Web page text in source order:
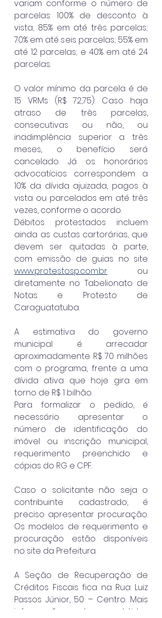
variam conforme o número de
parcelas: 100% de desconto à
vista; 85% em até três parcelas;
70% em até seis parcelas; 55% em
até 12 parcelas; e 40% em até 24
parcelas.
O valor mínimo da parcela é de
15 VRMs (R$ 72,75). Caso haja
atraso de três parcelas,
consecutivas ou não, ou
inadimplência superior a três
meses, o benefício será
cancelado. Já os honorários
advocatícios correspondem a
10% da dívida ajuizada, pagos à
vista ou parcelados em até três
vezes, conforme o acordo.
Débitos protestados incluem
ainda as custas cartorárias, que
devem ser quitadas à parte,
www.protestosp.com.br ou
diretamente no Tabelionato de
Notas e Protesto de
Caraguatatuba.
A estimativa do governo
municipal é arrecadar
aproximadamente R$ 70 milhões
com o programa, frente a uma
dívida ativa que hoje gira em
torno de R$ 1 bilhão.
Para formalizar o pedido, é
necessário apresentar o
número de identificação do
imóvel ou inscrição municipal,
requerimento preenchido e
cópias do RG e CPF.
Caso o solicitante não seja o
contribuinte cadastrado, é
preciso apresentar procuração.
Os modelos de requerimento e
procuração estão disponíveis
no site da Prefeitura.
A Seção de Recuperação de
Créditos Fiscais fica na Rua Luiz
Passos Júnior, 50 – Centro. Mais
informações podem ser obtidas